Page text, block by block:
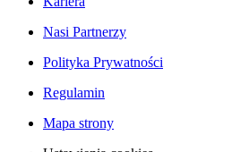
Nasi Partnerzy
Polityka Prywatności
Regulamin
Mapa strony